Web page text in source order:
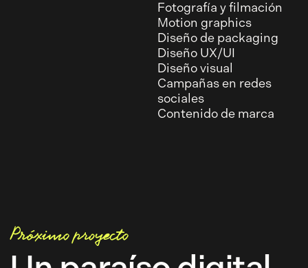
Fotografía y filmación
Motion graphics
Diseño de packaging
Diseño UX/UI
Diseño visual
Campañas en redes
sociales
Contenido de marca
Próximo proyecto